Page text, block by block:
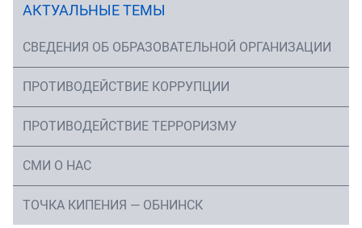
АКТУАЛЬНЫЕ ТЕМЫ
СВЕДЕНИЯ ОБ ОБРАЗОВАТЕЛЬНОЙ ОРГАНИЗАЦИИ
ПРОТИВОДЕЙСТВИЕ КОРРУПЦИИ
ПРОТИВОДЕЙСТВИЕ ТЕРРОРИЗМУ
СМИ О НАС
ТОЧКА КИПЕНИЯ — ОБНИНСК